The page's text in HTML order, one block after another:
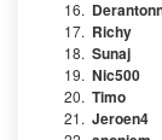
16.
17. Richy
18. Sunaj
19. Nic500
20. Timo
21. Jeroen4